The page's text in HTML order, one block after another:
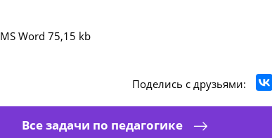
MS Word 75,15 kb
Поделись с друзьями:
Все задачи по педагогике